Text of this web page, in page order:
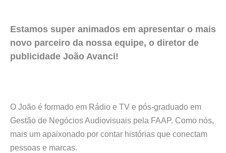
Estamos super animados em apresentar o mais
novo parceiro da nossa equipe, o diretor de
publicidade João Avanci!
O João é formado em Rádio e TV e pós-graduado em
Gestão de Negócios Audiovisuais pela FAAP. Como nós,
mais um apaixonado por contar histórias que conectam
pessoas e marcas.